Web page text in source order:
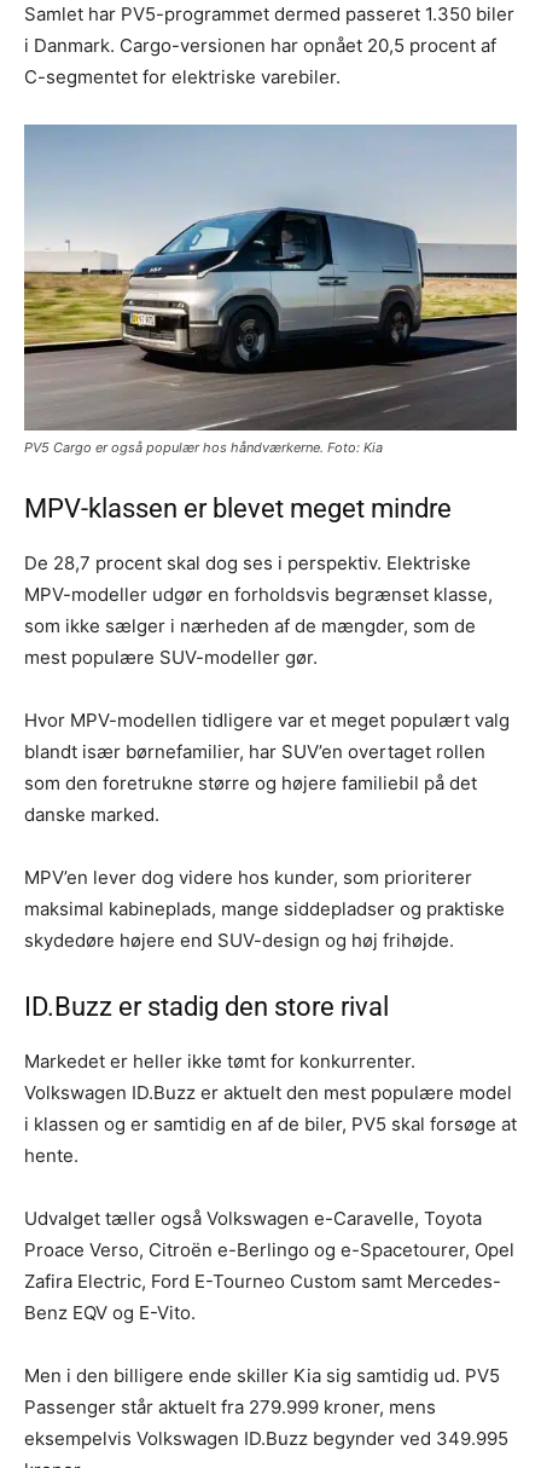
Samlet har PV5-programmet dermed passeret 1.350 biler
i Danmark. Cargo-versionen har opnået 20,5 procent af
C-segmentet for elektriske varebiler.
PV5 Cargo er også populær hos håndværkerne. Foto: Kia
MPV-klassen er blevet meget mindre
De 28,7 procent skal dog ses i perspektiv. Elektriske
MPV-modeller udgør en forholdsvis begrænset klasse,
som ikke sælger i nærheden af de mængder, som de
mest populære SUV-modeller gør.
Hvor MPV-modellen tidligere var et meget populært valg
blandt især børnefamilier, har SUV’en overtaget rollen
som den foretrukne større og højere familiebil på det
danske marked.
MPV’en lever dog videre hos kunder, som prioriterer
maksimal kabineplads, mange siddepladser og praktiske
skydedøre højere end SUV-design og høj frihøjde.
ID.Buzz er stadig den store rival
Markedet er heller ikke tømt for konkurrenter.
Volkswagen ID.Buzz er aktuelt den mest populære model
i klassen og er samtidig en af de biler, PV5 skal forsøge at
hente.
Udvalget tæller også Volkswagen e-Caravelle, Toyota
Proace Verso, Citroën e-Berlingo og e-Spacetourer, Opel
Zafira Electric, Ford E-Tourneo Custom samt Mercedes-
Benz EQV og E-Vito.
Men i den billigere ende skiller Kia sig samtidig ud. PV5
Passenger står aktuelt fra 279.999 kroner, mens
eksempelvis Volkswagen ID.Buzz begynder ved 349.995